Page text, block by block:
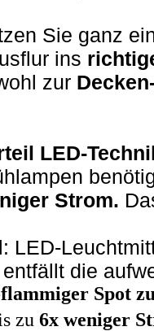
Sie ganz
ins
zur
LED-
Strom.
LED-
die
Spot
zu 6x weniger